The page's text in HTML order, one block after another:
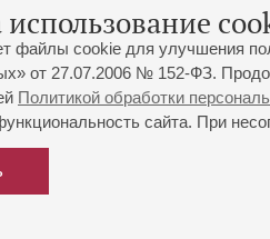
использование
файлы cookie для улучшения
от 27.07.2006 № 152-ФЗ.
Политикой обработки
сайта. При